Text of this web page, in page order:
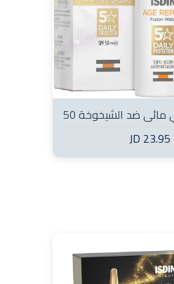
واقي شمسي مائي ضد الشيخوخة 50
23.95 JD